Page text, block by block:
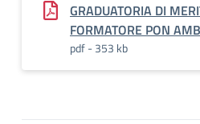
GRADUATORIA DI
FORMATORE PON
pdf - 353 kb